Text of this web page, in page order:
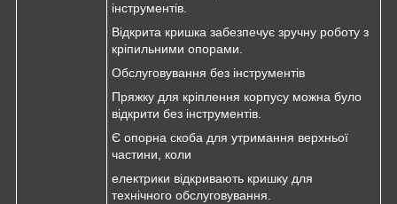
інструментів.
Відкрита кришка забезпечує зручну роботу з
кріпильними опорами.
Обслуговування без інструментів
Пряжку для кріплення корпусу можна було
відкрити без інструментів.
Є опорна скоба для утримання верхньої
частини, коли
електрики відкривають кришку для
технічного обслуговування.